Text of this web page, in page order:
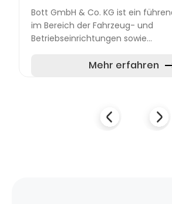
Bott GmbH & Co. KG ist ein
im Bereich der Fahrzeug- und
Betriebseinrichtungen sowie
17, 74405 Gaildorf, bietet das
Mehr erfahren